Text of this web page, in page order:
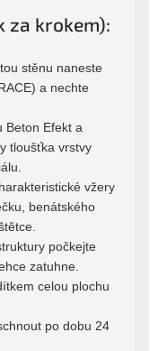
za krokem):
stěnu naneste
a nechte
Beton Efekt a
tloušťka vrstvy
vžery
benátského
počkejte
zatuhne.
celou plochu
po dobu 24